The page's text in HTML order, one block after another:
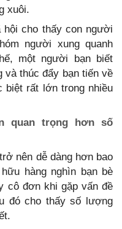
xuôi.
hội cho thấy con người
người xung quanh
một người bạn biết
và thúc đẩy bạn tiến về
biệt rất lớn trong nhiều
quan trọng hơn số
nên dễ dàng hơn bao
hàng nghìn bạn bè
cô đơn khi gặp vấn đề
đó cho thấy số lượng